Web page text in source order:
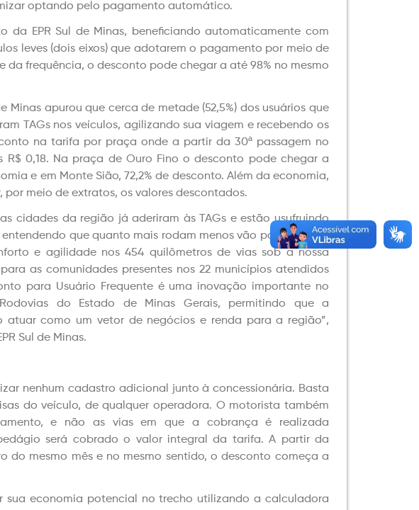
optando pelo pagamento automático.
EPR Sul de Minas, beneficiando automaticamente com
leves (dois eixos) que adotarem o pagamento por meio de
da frequência, o desconto pode chegar a até 98% no mesmo
Minas apurou que cerca de metade (52,5%) dos usuários que
TAGs nos veículos, agilizando sua viagem e recebendo os
na tarifa por praça onde a partir da 30ª passagem no
R$ 0,18. Na praça de Ouro Fino o desconto pode chegar a
e em Monte Sião, 72,2% de desconto. Além da economia,
meio de extratos, os valores descontados.
cidades da região já aderiram às TAGs e estão usufruindo
que quanto mais rodam menos vão pagar. Nosso
e agilidade nos 454 quilômetros de vias sob a nossa
as comunidades presentes nos 22 municípios atendidos
para Usuário Frequente é uma inovação importante no
do Estado de Minas Gerais, permitindo que a
atuar como um vetor de negócios e renda para a região”,
Sul de Minas.
nenhum cadastro adicional junto à concessionária. Basta
do veículo, de qualquer operadora. O motorista também
e não as vias em que a cobrança é realizada
será cobrado o valor integral da tarifa. A partir da
do mesmo mês e no mesmo sentido, o desconto começa a
sua economia potencial no trecho utilizando a calculadora